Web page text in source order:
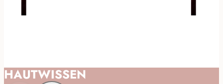
HAUTWISSEN